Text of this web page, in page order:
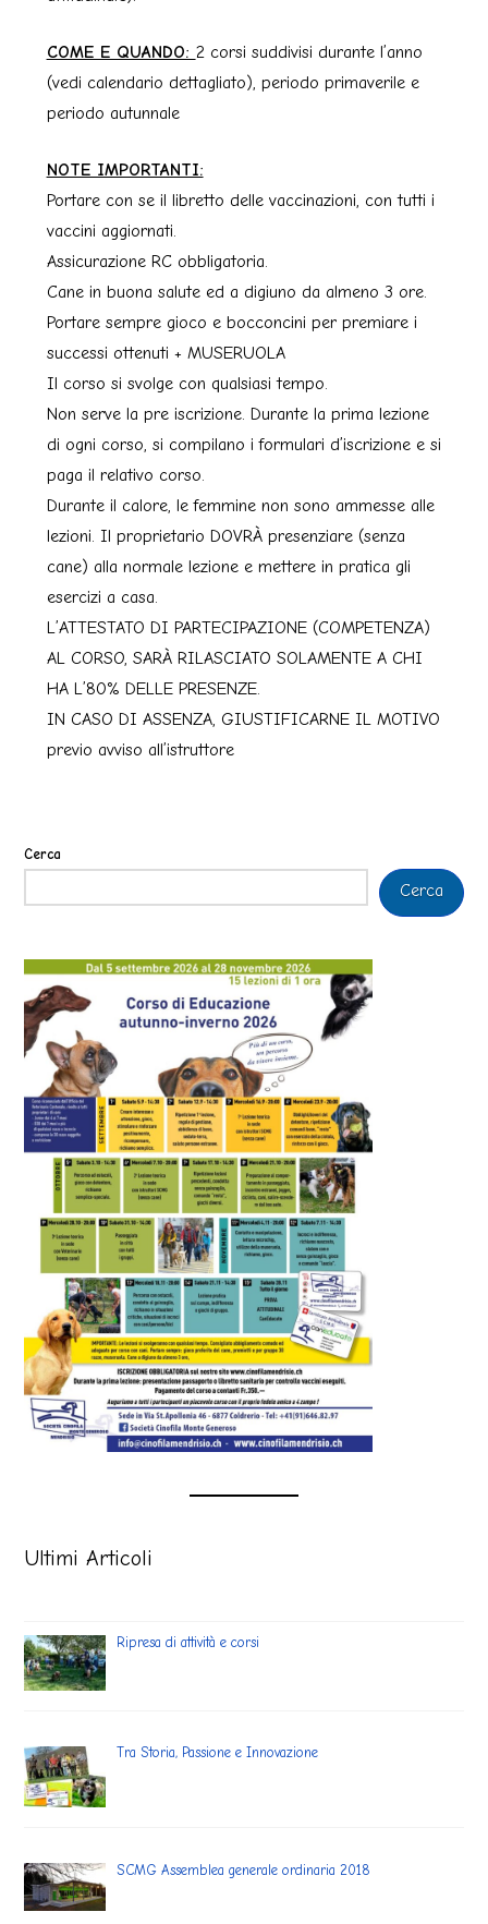
COME E QUANDO: 2 corsi suddivisi durante l’anno
(vedi calendario dettagliato), periodo primaverile e
periodo autunnale
NOTE IMPORTANTI:
Portare con se il libretto delle vaccinazioni, con tutti i
vaccini aggiornati.
Assicurazione RC obbligatoria.
Cane in buona salute ed a digiuno da almeno 3 ore.
Portare sempre gioco e bocconcini per premiare i
successi ottenuti + MUSERUOLA
Il corso si svolge con qualsiasi tempo.
Non serve la pre iscrizione. Durante la prima lezione
di ogni corso, si compilano i formulari d’iscrizione e si
paga il relativo corso.
Durante il calore, le femmine non sono ammesse alle
lezioni. Il proprietario DOVRÀ presenziare (senza
cane) alla normale lezione e mettere in pratica gli
esercizi a casa.
L’ATTESTATO DI PARTECIPAZIONE (COMPETENZA)
AL CORSO, SARÀ RILASCIATO SOLAMENTE A CHI
HA L’80% DELLE PRESENZE.
IN CASO DI ASSENZA, GIUSTIFICARNE IL MOTIVO
previo avviso all’istruttore
Cerca
Cerca
Ultimi Articoli
Ripresa di attività e corsi
Tra Storia, Passione e Innovazione
SCMG Assemblea generale ordinaria 2018